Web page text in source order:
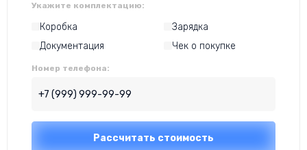
Укажите комплектацию:
Коробка
Зарядка
Документация
Чек о покупке
Номер телефона: